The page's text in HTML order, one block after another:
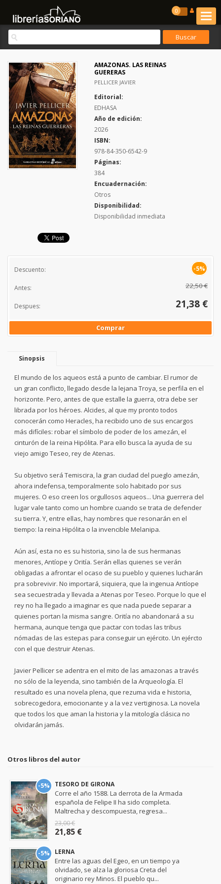
0
AMAZONAS. LAS REINAS
GUERERAS
PELLICER JAVIER
Editorial:
EDHASA
Año de edición:
2026
ISBN:
978-84-350-6542-9
Páginas:
384
Encuadernación:
Otros
Disponibilidad:
Disponibilidad inmediata
Descuento: -5%
Antes: 22,50 €
Despues: 21,38 €
Comprar
Sinopsis
El mundo de los aqueos está a punto de cambiar. El rumor de
un gran conflicto, llegado desde la lejana Troya, se perfila en el
horizonte. Pero, antes de que estalle la guerra, otra debe ser
librada por los héroes. Alcides, al que my pronto todos
conocerán como Heracles, ha recibido uno de sus encargos
más difíciles: robar el símbolo de poder de los amezán, el
cinturón de la reina Hipólita. Para ello busca la ayuda de su
viejo amigo Teseo, rey de Atenas.
Su objetivo será Temiscira, la gran ciudad del pueglo amezán,
ahora indefensa, temporalmente solo habitado por sus
mujeres. O eso creen los orgullosos aqueos... Una guerrera del
lugar vale tanto como un hombre cuando se trata de defender
su tierra. Y, entre ellas, hay nombres que resonarán en el
tiempo: la reina Hipólita o la invencible Melanipa.
Aún así, esta no es su historia, sino la de sus hermanas
menores, Antíope y Oritía. Serán ellas quienes se verán
obligadas a afrontar el ocaso de su pueblo y quienes lucharán
pra sobrevivir. No importará, siquiera, que la ingenua Antíope
sea secuestrada y llevada a Atenas por Teseo. Porque lo que el
rey no ha llegado a imaginar es que nada puede separar a
quienes portan la misma sangre. Oritía no abandonará a su
hermana, aunque tenga que pactar con todas las tribus
nómadas de las estepas para conseguir un ejército. Un ejércto
con el que destruir Atenas.
Javier Pellicer se adentra en el mito de las amazonas a través
no sólo de la leyenda, sino también de la Arqueología. El
resultado es una novela plena, que rezuma vida e historia,
sobrecogedora, emocionante y a la vez vertiginosa. La novela
que todos los que aman la historia y la mitología clásica no
olvidarán jamás.
Otros libros del autor
-5% TESORO DE GIRONA
Corre el año 1588. La derrota de la Armada
española de Felipe II ha sido completa.
Maltrecha y descompuesta, regresa...
23,00 €
21,85 €
-5% LERNA
Entre las aguas del Egeo, en un tiempo ya
olvidado, se alza la gloriosa Creta del
originario rey Minos. El pueblo qu...